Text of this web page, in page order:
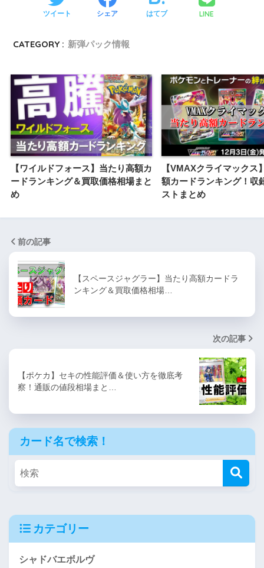
ツイート シェア はてブ LINE
CATEGORY : 新弾パック情報
【ワイルドフォース】当たり高額カ
ードランキング＆買取価格相場まと
め
【VMAXクライマックス
額カードランキング！収
ストまとめ
前の記事
【スペースジャグラー】当たり高額カードラ
ンキング＆買取価格相場…
次の記事
【ポケカ】セキの性能評価＆使い方を徹底考
察！通販の値段相場まと…
カード名で検索！
カテゴリー
シャドバエボルヴ